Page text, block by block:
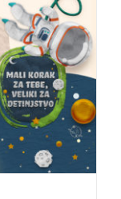
15. Kids fest-